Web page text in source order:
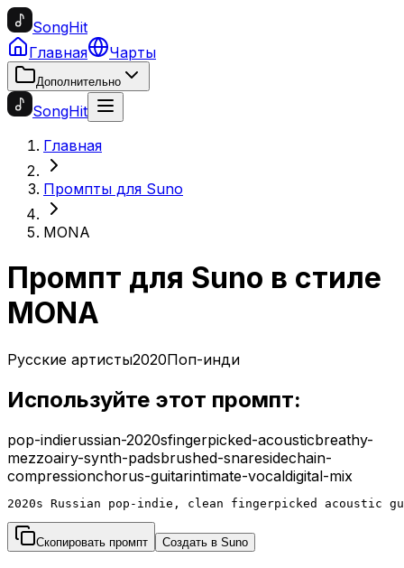
SongHit
Главная
Чарты
Дополнительно
SongHit
Главная
Промпты для Suno
MONA
Промпт для Suno в стиле
MONA
Русские артисты2020Поп-инди
Используйте этот промпт:
pop-indierussian-2020sfingerpicked-acousticbreathy-
mezzoairy-synth-padsbrushed-snaresidechain-
compressionchorus-guitarintimate-vocaldigital-mix
2020s Russian pop-indie, clean fingerpicked
Скопировать промпт Создать в Suno